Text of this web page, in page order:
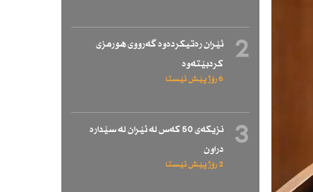
2
ئێران رەتیكردەوە گەرووی هورمزی
كردبێتەوە
6 رۆژ پێش ئێستا
3
نزیكەی 50 كەس لە ئێران لە سێدارە
دراون
2 رۆژ پێش ئێستا